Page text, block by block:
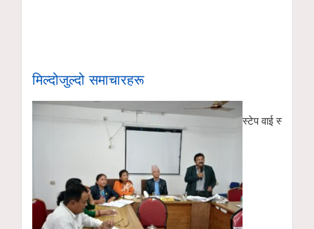
मिल्दोजुल्दो समाचारहरू
स्टेप वाई स्टेप